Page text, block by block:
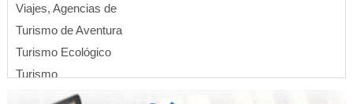
Viajes, Agencias de
Turismo de Aventura
Turismo Ecológico
Turismo
Operadores Turisticos